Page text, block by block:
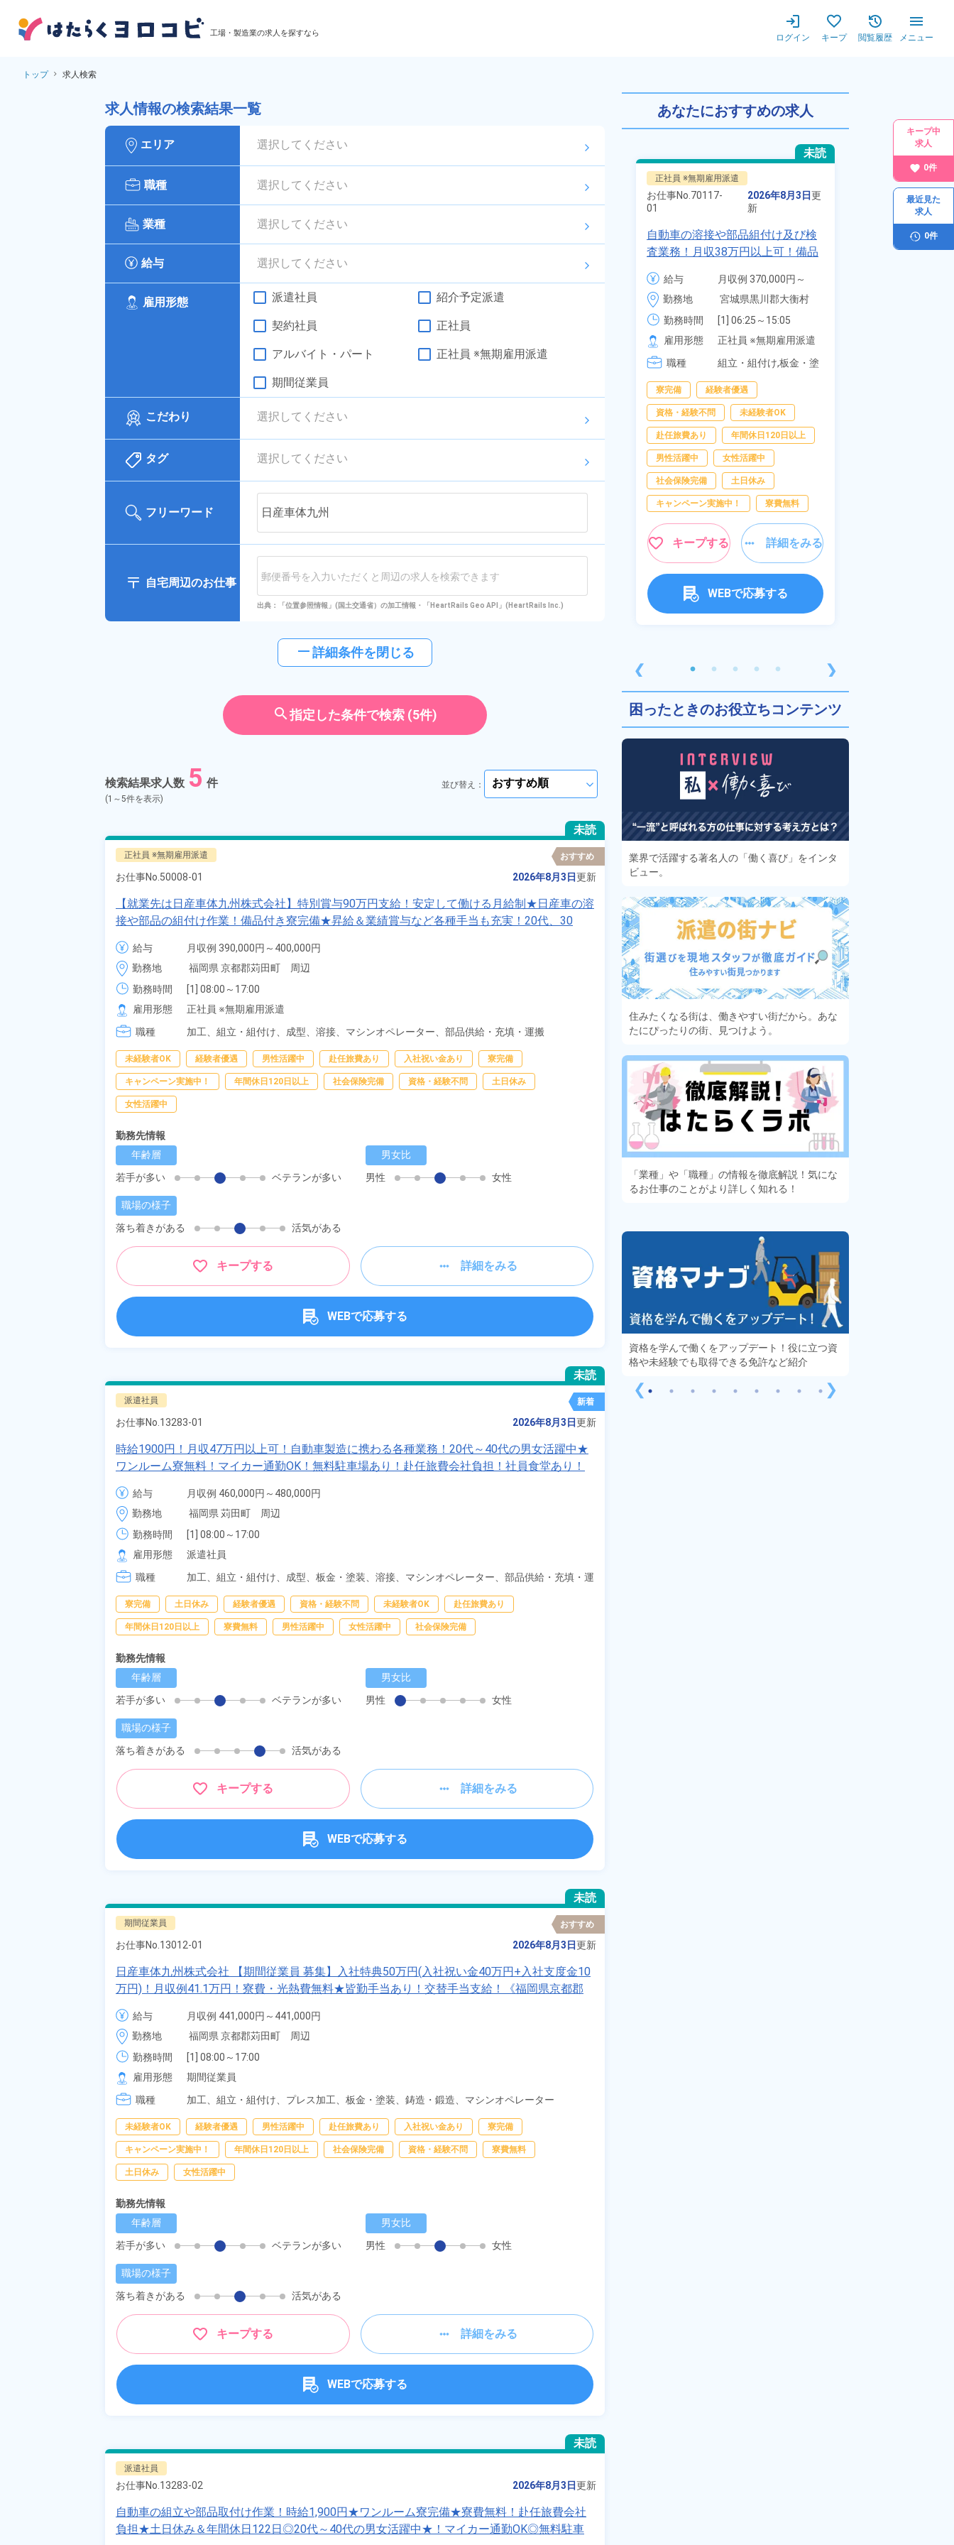
工場・製造業の求人を探すなら ログイン キープ 閲覧履歴 メニュー
トップ 求人検索
求人情報の検索結果一覧
エリア 選択してください arrow_forward_ios
職種 選択してください arrow_forward_ios
業種 選択してください arrow_forward_ios
給与 選択してください arrow_forward_ios
雇用形態 派遣社員 紹介予定派遣
契約社員 正社員
アルバイト・パート 正社員 ※無期雇用派遣
期間従業員
こだわり 選択してください arrow_forward_ios
タグ 選択してください arrow_forward_ios
フリーワード
自宅周辺のお仕事
出典：「位置参照情報」(国土交通省）の加工情報・「HeartRails Geo API」(HeartRails Inc.)
horizontal_rule詳細条件を閉じる
search指定した条件で検索 (5件)
検索結果求人数 5 件
(1～5件を表示)
並び替え： arrow_forward_ios
未読
正社員 ※無期雇用派遣 おすすめ
お仕事No. 50008-01 2026年8月3日更新
【就業先は日産車体九州株式会社】特別賞与90万円支給！安定して働ける月給制★日産車の溶
接や部品の組付け作業！備品付き寮完備★昇給＆業績賞与など各種手当も充実！20代、30
代、40代の男女活躍中！《福岡県苅田町》
給与
月収例 390,000円～400,000円
給与 255,000円～255,000円
勤務地
福岡県 京都郡苅田町　周辺
勤務時間
[1] 08:00～17:00
[2] 20:00～05:00
[3] 06:30～15:00
[4] 14:30～23:00
雇用形態
正社員 ※無期雇用派遣
職種
加工、 組立・組付け、 成型、 溶接、 マシンオペレーター、 部品供給・充填・運搬
未経験者OK 経験者優遇 男性活躍中 赴任旅費あり 入社祝い金あり 寮完備
キャンペーン実施中！ 年間休日120日以上 社会保険完備 資格・経験不問 土日休み
女性活躍中
勤務先情報
年齢層
若手が多い
ベテランが多い
男女比
男性
女性
職場の様子
落ち着きがある
活気がある
キープする 詳細をみる
WEBで応募する
未読
派遣社員 新着
お仕事No. 13283-01 2026年8月3日更新
時給1900円！月収47万円以上可！自動車製造に携わる各種業務！20代～40代の男女活躍中★
ワンルーム寮無料！マイカー通勤OK！無料駐車場あり！赴任旅費会社負担！社員食堂あり！
日払いあり！土日休み！特別賞与90万円支給！《福岡県京都郡苅田町》
給与
月収例 460,000円～480,000円
時給 1,900円～1,900円
勤務地
福岡県 苅田町　周辺
勤務時間
[1] 08:00～17:00
[2] 20:00～05:00
[3] 06:30～15:00
[4] 14:30～23:00
雇用形態
派遣社員
職種
加工、 組立・組付け、 成型、 板金・塗装、 溶接、 マシンオペレーター、 部品供給・充填・運
寮完備 土日休み 経験者優遇 資格・経験不問 未経験者OK 赴任旅費あり
年間休日120日以上 寮費無料 男性活躍中 女性活躍中 社会保険完備
勤務先情報
年齢層
若手が多い
ベテランが多い
男女比
男性
女性
職場の様子
落ち着きがある
活気がある
キープする 詳細をみる
WEBで応募する
未読
期間従業員 おすすめ
お仕事No. 13012-01 2026年8月3日更新
日産車体九州株式会社 【期間従業員 募集】入社特典50万円(入社祝い金40万円+入社支度金10
万円)！月収例41.1万円！寮費・光熱費無料★皆勤手当あり！交替手当支給！《福岡県京都郡
苅田町》
給与
月収例 441,000円～441,000円
時給 1,400円～1,400円
勤務地
福岡県 京都郡苅田町　周辺
勤務時間
[1] 08:00～17:00
[2] 20:00～05:00
雇用形態
期間従業員
職種
加工、 組立・組付け、 プレス加工、 板金・塗装、 鋳造・鍛造、 マシンオペレーター
未経験者OK 経験者優遇 男性活躍中 赴任旅費あり 入社祝い金あり 寮完備
キャンペーン実施中！ 年間休日120日以上 社会保険完備 資格・経験不問 寮費無料
土日休み 女性活躍中
勤務先情報
年齢層
若手が多い
ベテランが多い
男女比
男性
女性
職場の様子
落ち着きがある
活気がある
キープする 詳細をみる
WEBで応募する
未読
派遣社員
お仕事No. 13283-02 2026年8月3日更新
自動車の組立や部品取付け作業！時給1,900円★ワンルーム寮完備★寮費無料！赴任旅費会社
負担★土日休み＆年間休日122日◎20代～40代の男女活躍中★！マイカー通勤OK◎無料駐車
あなたにおすすめの求人
❮
未読
03
新
金属製品の確認・検査！備品付き
心◎カンタン作業！高待遇案件な
ので、早い者勝ち！20代～40代の
男女活躍中♪月収28万円以上◎社会
保険完備◎マイカー通勤可♪《福島
県相馬郡新地町》
290,000円
勤務地
福島県相馬郡新地町
勤務時間
[3] 21:00～06:00
職種
部品供給・充填・運搬,
資格・経験不問 土日休み
キープする 詳細をみる
WEBで応募する
未読
正社員 ※無期雇用派遣
お仕事No. 70117-
01
2026年8月3日更
新
自動車の溶接や部品組付け及び検
査業務！月収38万円以上可！備品
付きワンルーム寮完備！赴任旅費
会社負担★人気の土日休み！昇給
＆業績賞与あり！車・バイク通勤
可！無料駐車場あり！カップルで
の応募OK★《宮城県大衡村》
給与
月収例 370,000円～
390,000円
時給 1,700円～1,700円
勤務地
宮城県黒川郡大衡村
周辺
勤務時間
[1] 06:25～15:05
[2] 16:00～00:40
[3] 16:30～01:10
[4] 08:00～16:40
雇用形態
正社員 ※無期雇用派遣
職種
組立・組付け,板金・塗
寮完備 経験者優遇
資格・経験不問 未経験者OK
赴任旅費あり 年間休日120日以上
男性活躍中 女性活躍中
社会保険完備 土日休み
キャンペーン実施中！ 寮費無料
キープする 詳細をみる
WEBで応募する
正社員 ※無期雇用
お仕事No.8924-
【最短当日内
寮】未経験で
❯
困ったときのお役立ちコンテンツ
業界で活躍する著名人の「働く喜び」をインタ
ビュー。
住みたくなる街は、働きやすい街だから。あな
たにぴったりの街、見つけよう。
「業種」や「職種」の情報を徹底解説！気にな
るお仕事のことがより詳しく知れる！
❮
資格を学んで働くをアップデート！役に立つ資
格や未経験でも取得できる免許など紹介
❯
キープ中
求人
0件
最近見た
求人
0件